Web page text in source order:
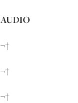
AUDIO
¬†
¬†
¬†